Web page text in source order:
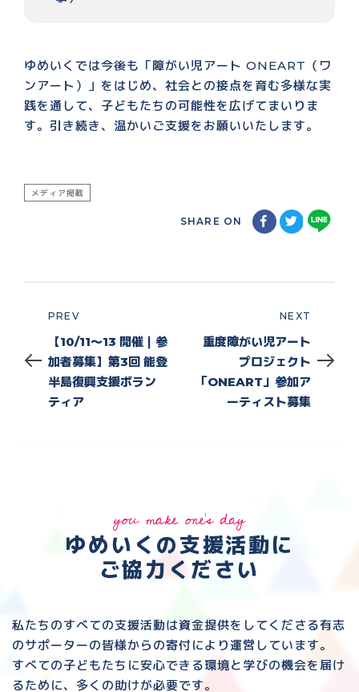
ゆめいくでは今後も「障がい児アート ONEART（ワ
ンアート）」をはじめ、社会との接点を育む多様な実
践を通して、子どもたちの可能性を広げてまいりま
す。引き続き、温かいご支援をお願いいたします。
メディア掲載
SHARE ON
Prev
PREV
【10/11〜13 開催｜参
加者募集】第3回 能登
半島復興支援ボラン
ティア
NEXT
重度障がい児アート
プロジェクト
「ONEART」参加ア
ーティスト募集
you make one's day
ゆめいくの支援活動に
ご協力ください
私たちのすべての支援活動は資金提供をしてくださる有志
のサポーターの皆様からの寄付により運営しています。
すべての子どもたちに安心できる環境と 学びの機会を届け
るために、多くの助けが必要です。